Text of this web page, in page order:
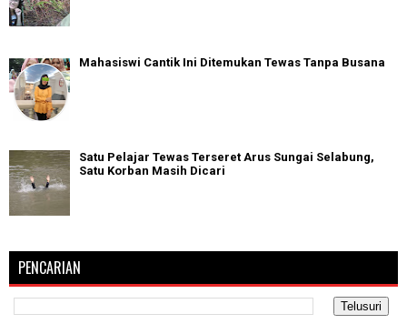
Mahasiswi Cantik Ini Ditemukan Tewas Tanpa Busana
Satu Pelajar Tewas Terseret Arus Sungai Selabung,
Satu Korban Masih Dicari
PENCARIAN